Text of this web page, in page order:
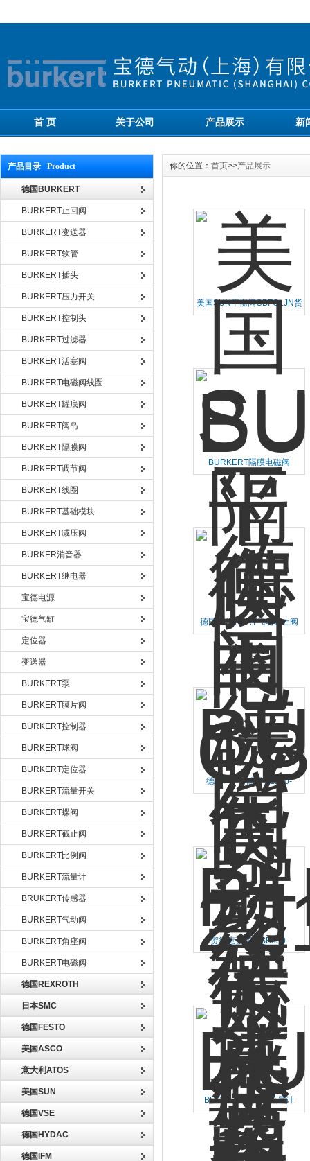
首 页 关于公司 产品展示 新
产品目录 Product
德国BURKERT
BURKERT止回阀
BURKERT变送器
BURKERT软管
BURKERT插头
BURKERT压力开关
BURKERT控制头
BURKERT过滤器
BURKERT活塞阀
BURKERT电磁阀线圈
BURKERT罐底阀
BURKERT阀岛
BURKERT隔膜阀
BURKERT调节阀
BURKERT线圈
BURKERT基础模块
BURKERT减压阀
BURKER消音器
BURKERT继电器
宝德电源
宝德气缸
定位器
变送器
BURKERT泵
BURKERT膜片阀
BURKERT控制器
BURKERT球阀
BURKERT定位器
BURKERT流量开关
BURKERT蝶阀
BURKERT截止阀
BURKERT比例阀
BURKERT流量计
BRUKERT传感器
BURKERT气动阀
BURKERT角座阀
BURKERT电磁阀
德国REXROTH
日本SMC
德国FESTO
美国ASCO
意大利ATOS
美国SUN
德国VSE
德国HYDAC
德国IFM
你的位置： 首页>>产品展示
美国SUN平衡阀CBFGLJN货
期短价格实惠
BURKERT隔膜电磁阀
221844**力度大
德国BURKERT气动截止阀
205010免维护运行
德国P+F传感器ML100-
55/102/115易于使用
贺德克蓄能器SB330-
20A1/112A9-330A到位价
BURKERT超声波流量计
560617*机会难得